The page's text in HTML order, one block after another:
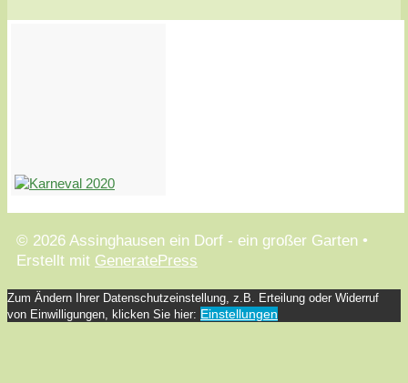
© 2026 Assinghausen ein Dorf - ein großer Garten •
Erstellt mit GeneratePress
Zum Ändern Ihrer Datenschutzeinstellung, z.B. Erteilung oder Widerruf
von Einwilligungen, klicken Sie hier: Einstellungen